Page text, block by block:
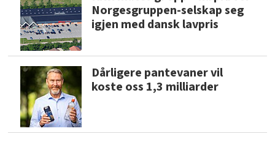
Norgesgruppen-selskap seg
igjen med dansk lavpris
Dårligere pantevaner vil
koste oss 1,3 milliarder